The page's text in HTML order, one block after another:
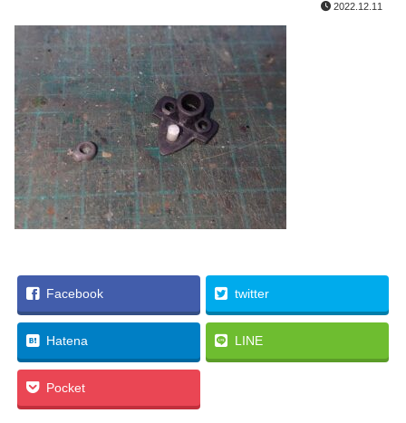
2022.12.11
Facebook twitter
Hatena LINE
Pocket